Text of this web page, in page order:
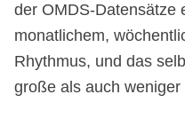
der OMDS-Datensätze
monatlichem,
Rhythmus, und das
große als auch